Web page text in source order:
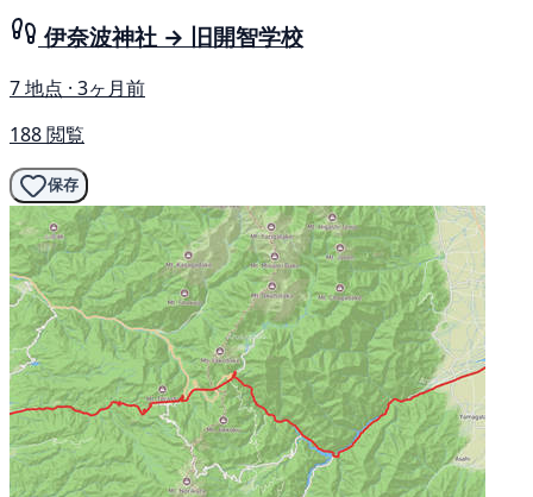
伊奈波神社 → 旧開智学校
7 地点 · 3ヶ月前
188 閲覧
保存